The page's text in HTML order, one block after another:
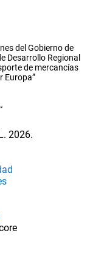
del Gobierno de
Desarrollo Regional
de mercancías
Europa”
2026.